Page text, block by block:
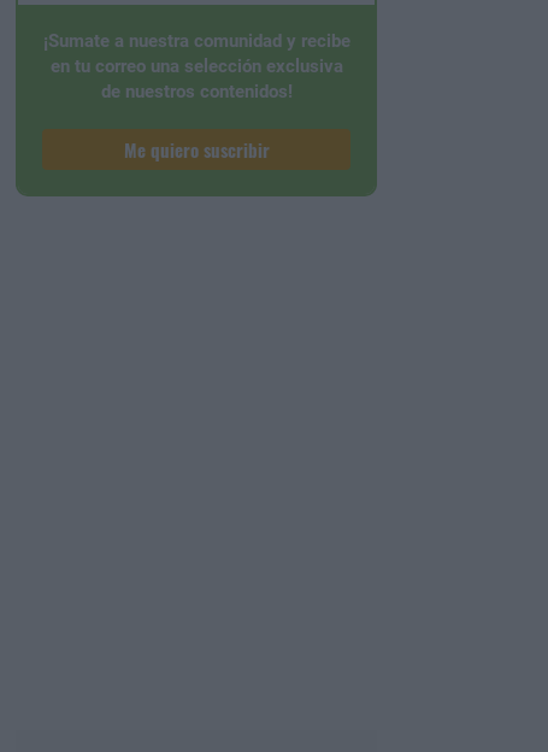
¡Sumate a nuestra comunidad y recibe
en tu correo una selección exclusiva
de nuestros contenidos!
Me quiero suscribir